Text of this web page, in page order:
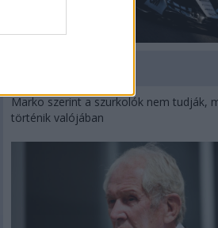
Marko szerint a szurkolók nem tudják,
történik valójában